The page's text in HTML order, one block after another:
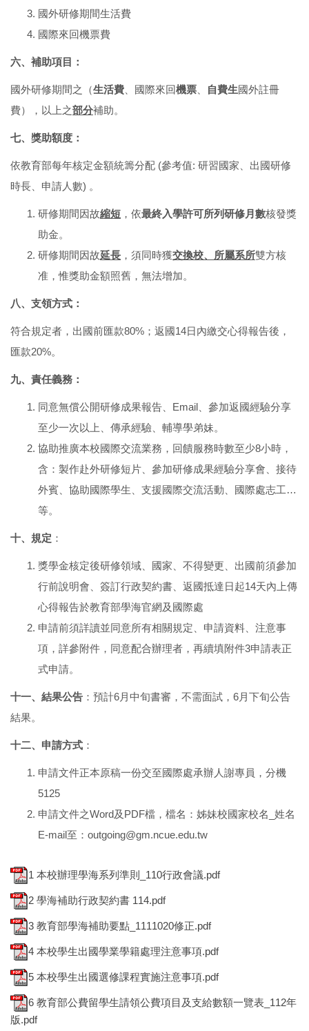
國外研修期間生活費
國際來回機票費
六、補助項目 ：
國外研修期間之（生活費、國際來回機票、 自費生國外註冊
費），以上之部分補助。
七、獎助額度 ：
依教育部每年核定金額統籌分配 (參考值: 研習國家、出國研修
時長、申請人數) 。
研修期間因故縮短 ，依最終入學許可所列研修月數核發獎
助金。
研修期間因故延長 ，須同時獲交換校、所屬系所雙方核
准，惟獎助金額照舊，無法增加。
八、支領方式 ：
符合規定者，出國前匯款80%；返國14日內繳交心得報告後，
匯款20%。
九、責任義務 ：
同意無償公開研修成果報告、Email、參加返國經驗分享
至少一次以上、傳承經驗、輔導學弟妹。
協助推廣本校國際交流業務，回饋服務時數至少8小時，
含：製作赴外研修短片、參加研修成果經驗分享會、接待
外賓、協助國際學生、支援國際交流活動、國際處志工…
等。
十、規定 ：
獎學金核定後研修領域、國家、不得變更、出國前須參加
行前說明會、簽訂行政契約書、返國抵達日起14天內上傳
心得報告於教育部學海官網及國際處
申請前須詳讀並同意所有相關規定、申請資料、注意事
項，詳參附件，同意配合辦理者，再續填附件3申請表正
式申請。
十一、結果公告 ：預計6月中旬書審，不需面試，6月下旬公告
結果。
十二、 申請方式 ：
申請文件正本原稿一份交至國際處承辦人謝專員，分機
5125
申請文件之Word及PDF檔，檔名：姊妹校國家校名_姓名
E-mail至：outgoing@gm.ncue.edu.tw
1 本校辦理學海系列準則_110行政會議.pdf
2 學海補助行政契約書 114.pdf
3 教育部學海補助要點_1111020修正.pdf
4 本校學生出國學業學籍處理注意事項.pdf
5 本校學生出國選修課程實施注意事項.pdf
6 教育部公費留學生請領公費項目及支給數額一覽表_112年
版.pdf